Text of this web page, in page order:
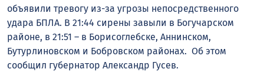
объявили тревогу из-за угрозы непосредственного
удара БПЛА. В 21:44 сирены завыли в Богучарском
районе, в 21:51 – в Борисоглебске, Аннинском,
Бутурлиновском и Бобровском районах. Об этом
сообщил губернатор Александр Гусев.